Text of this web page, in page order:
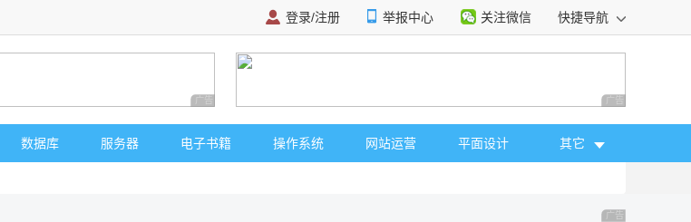
登录/注册 举报中心 关注微信 快捷导航
广告 商业广告，理性选择 广告 商业广告，理
数据库 服务器 电子书籍 操作系统 网站运营 平面设计 其它
广告 商业广告，理